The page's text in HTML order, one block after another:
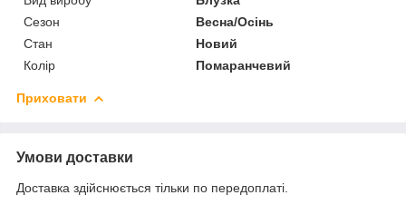
Сезон
Весна/Осінь
Стан
Новий
Колір
Помаранчевий
Приховати
Умови доставки
Доставка здійснюється тільки по передоплаті.